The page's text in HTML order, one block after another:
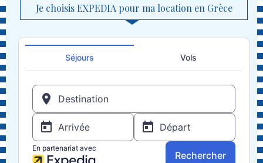
Je choisis EXPEDIA pour ma location en Grèce